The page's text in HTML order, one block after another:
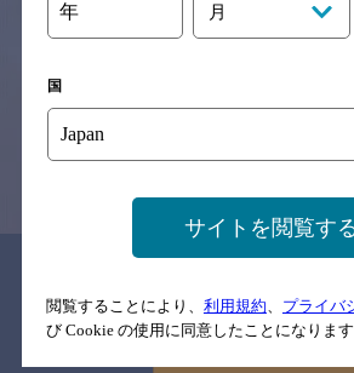
サイトマップ ご意見・ご感想
念のためお店にご確認の上ご来店くださいま
す。
年 月
国
サイトを閲覧す
閲覧することにより、 利用規約、 プライバ
び Cookie の使用に同意したことになります